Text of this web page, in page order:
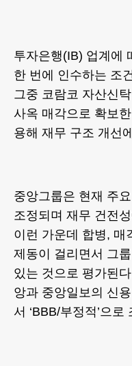
투자은행(IB) 업계에
한 번에 인수하는 조
그중 코람코 자산신
사옥 매각으로 확보
용해 재무 구조 개선
중앙그룹은 현재 주
조정되며 재무 건전
이런 가운데 합병, 매
제동이 걸리면서 그
있는 것으로 평가된
앙과 중앙일보의 신용
서 ‘BBB/부정적’으로